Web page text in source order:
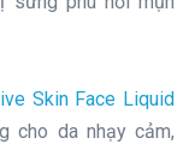
Skin Face Liquid
cho da nhạy cảm,